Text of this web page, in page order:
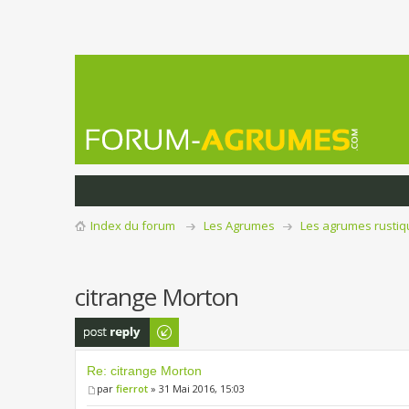
Index du forum Les Agrumes Les agrumes
citrange Morton
Publier une
réponse
Re: citrange Morton
par fierrot » 31 Mai 2016, 15:03